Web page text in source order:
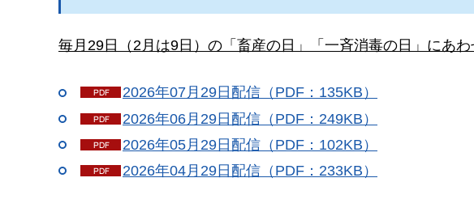
毎月29日（2月は9日）の「畜産の日」「一斉消毒の日」にあわ
2026年07月29日配信（PDF：135KB）
2026年06月29日配信（PDF：249KB）
2026年05月29日配信（PDF：102KB）
2026年04月29日配信（PDF：233KB）